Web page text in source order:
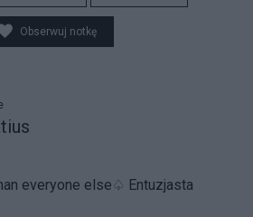
Obserwuj notkę
everyone else♤ Entuzjasta